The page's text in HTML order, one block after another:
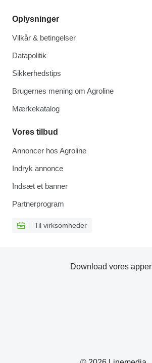
Oplysninger
Vilkår & betingelser
Datapolitik
Sikkerhedstips
Brugernes mening om Agroline
Mærkekatalog
Vores tilbud
Annoncer hos Agroline
Indryk annonce
Indsæt et banner
Partnerprogram
Til virksomheder
Download vores apper